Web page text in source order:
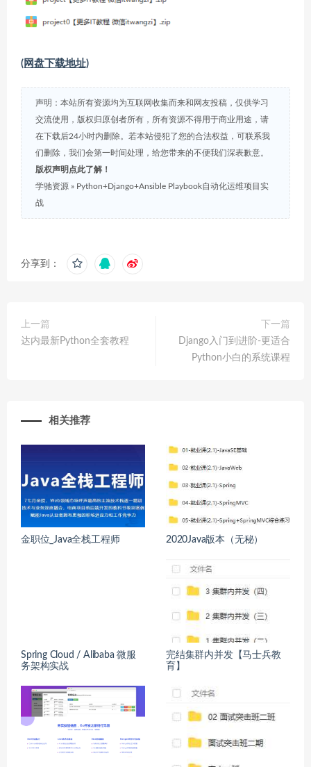
(网盘下载地址)
声明：本站所有资源均为互联网收集而来和网友投稿，仅供学习
交流使用，版权归原创者所有，所有资源不得用于商业用途，请
在下载后24小时内删除。若本站侵犯了您的合法权益，可联系我
们删除，我们会第一时间处理，给您带来的不便我们深表歉意。
版权声明点此了解！
学驰资源 » Python+Django+Ansible Playbook自动化运维项目实
战
分享到：
上一篇
达内最新Python全套教程
下一篇
Django入门到进阶-更适合
Python小白的系统课程
相关推荐
金职位_Java全栈工程师 2020Java版本（无秘）
Spring Cloud / Alibaba 微服
务架构实战
完结集群内并发【马士兵教
育】